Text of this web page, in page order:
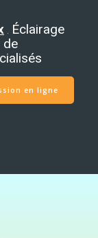
Éclairage
de
en ligne